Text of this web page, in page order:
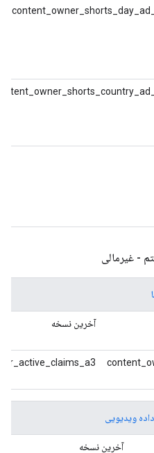
- غیرمالی
آخرین نسخه
ویدیویی
آخرین نسخه